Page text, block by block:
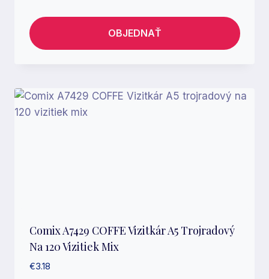
OBJEDNAŤ
Comix A7429 COFFE Vizitkár A5 Trojradový
Na 120 Vizitiek Mix
€3.18